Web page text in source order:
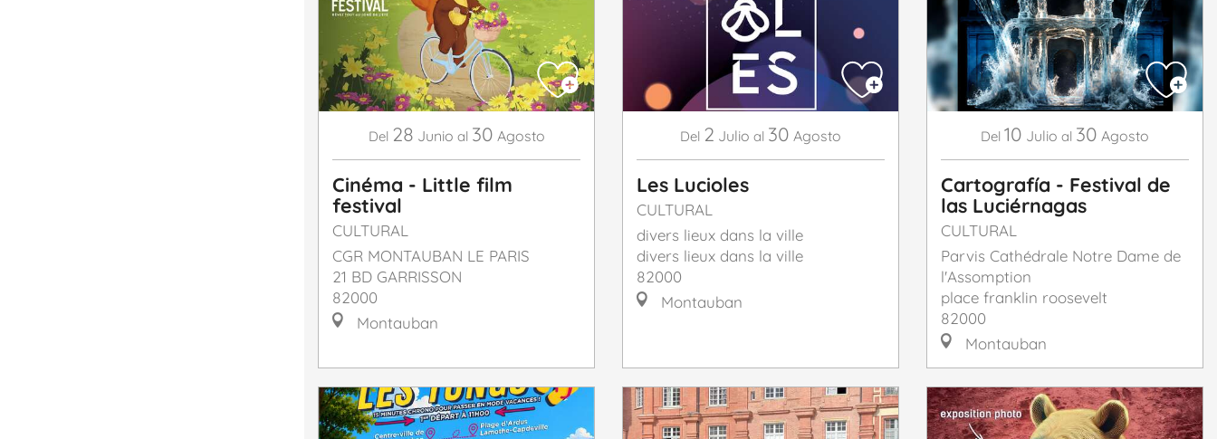
Del 28 Junio al 30 Agosto
Cinéma - Little film
festival
CULTURAL
CGR MONTAUBAN LE PARIS
21 BD GARRISSON
82000
Montauban
Del 2 Julio al 30 Agosto
Les Lucioles
CULTURAL
divers lieux dans la ville
divers lieux dans la ville
82000
Montauban
Del 10 Julio al 30 Agosto
Cartografía - Festival de
las Luciérnagas
CULTURAL
Parvis Cathédrale Notre Dame de
l'Assomption
place franklin roosevelt
82000
Montauban